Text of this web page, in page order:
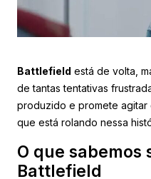
Battlefield está de volta,
de tantas tentativas
produzido e promete agitar
que está rolando nessa
O que sabemos
Battlefield